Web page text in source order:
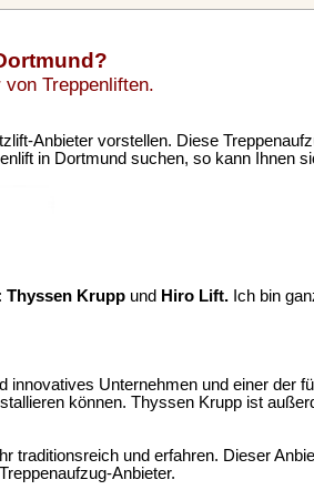
Treppenliften.
Anbieter vorstellen. Diese
in Dortmund suchen, so kann Ihnen
Thyssen Krupp und Hiro Lift. Ich bin
Unternehmen und einer
können. Thyssen Krupp ist
traditionsreich und erfahren. Dieser
Anbieter.